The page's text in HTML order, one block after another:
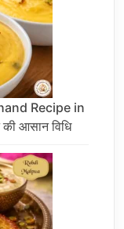
Recipe in
आसान विधि